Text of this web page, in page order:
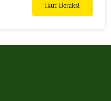
Ikut Beraksi